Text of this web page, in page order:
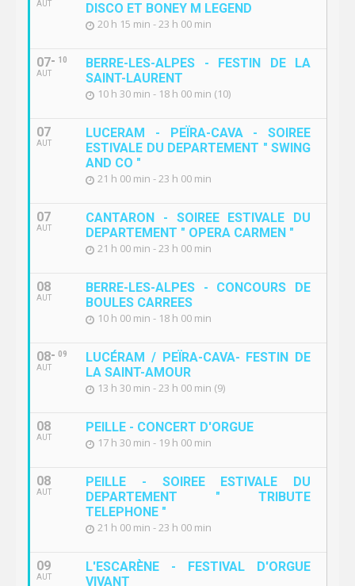
AUT
DISCO ET BONEY M LEGEND
20 h 15 min - 23 h 00 min
07
AUT
10
BERRE-LES-ALPES - FESTIN DE LA
SAINT-LAURENT
10 h 30 min - 18 h 00 min (10)
07
AUT
LUCERAM - PEÏRA-CAVA - SOIREE
ESTIVALE DU DEPARTEMENT " SWING
AND CO "
21 h 00 min - 23 h 00 min
07
AUT
CANTARON - SOIREE ESTIVALE DU
DEPARTEMENT " OPERA CARMEN "
21 h 00 min - 23 h 00 min
08
AUT
BERRE-LES-ALPES - CONCOURS DE
BOULES CARREES
10 h 00 min - 18 h 00 min
08
AUT
09
LUCÉRAM / PEÏRA-CAVA- FESTIN DE
LA SAINT-AMOUR
13 h 30 min - 23 h 00 min (9)
08
AUT
PEILLE - CONCERT D'ORGUE
17 h 30 min - 19 h 00 min
08
AUT
PEILLE - SOIREE ESTIVALE DU
DEPARTEMENT " TRIBUTE
TELEPHONE "
21 h 00 min - 23 h 00 min
09
AUT
L'ESCARÈNE - FESTIVAL D'ORGUE
VIVANT